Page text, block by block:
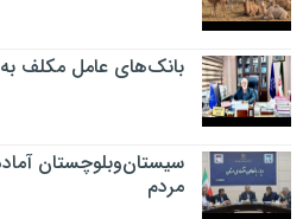
بانک‌های عامل مکلف
سیستان‌وبلوچستان
مردم